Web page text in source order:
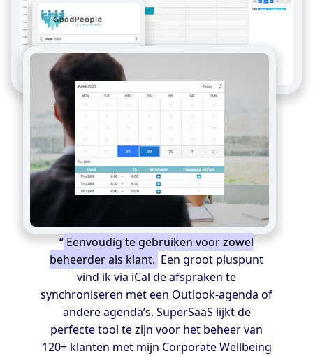
“ Eenvoudig te gebruiken voor zowel
beheerder als klant. Een groot pluspunt
vind ik via iCal de afspraken te
synchroniseren met een Outlook-agenda of
andere agenda’s. SuperSaaS lijkt de
perfecte tool te zijn voor het beheer van
120+ klanten met mijn Corporate Wellbeing